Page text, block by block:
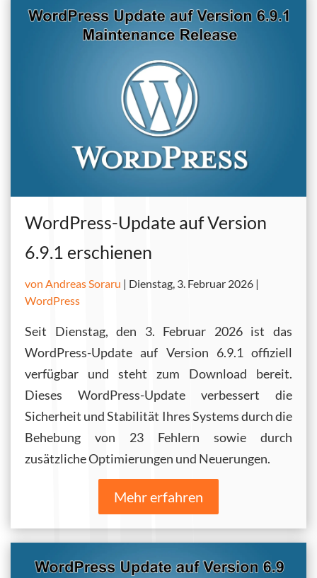
WordPress-Update auf Version
6.9.1 erschienen
von Andreas Soraru | Dienstag, 3. Februar 2026 |
WordPress
Seit Dienstag, den 3. Februar 2026 ist das
WordPress-Update auf Version 6.9.1 offiziell
verfügbar und steht zum Download bereit.
Dieses WordPress-Update verbessert die
Sicherheit und Stabilität Ihres Systems durch die
Behebung von 23 Fehlern sowie durch
zusätzliche Optimierungen und Neuerungen.
Mehr erfahren